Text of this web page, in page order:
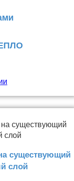
существующий
слой